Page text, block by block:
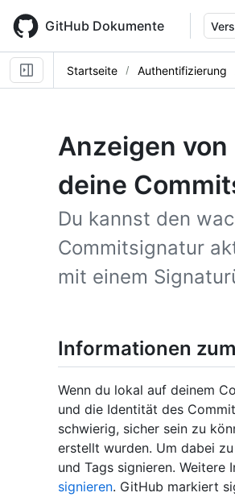
main
content
GitHub Dokumente
Startseite Authentifizierung
Anzeigen
deine
Du kannst den
Commitsignatur
mit einem
Informationen
Wenn du lokal auf deinem
und die Identität des
schwierig, sicher sein zu
erstellt wurden. Um dabei
und Tags signieren.
signieren. GitHub markiert